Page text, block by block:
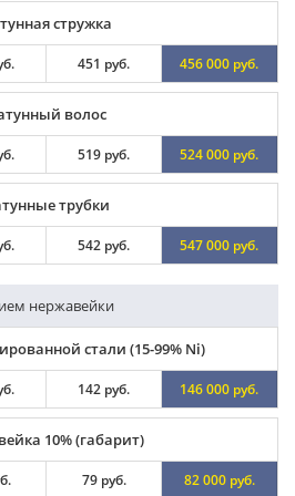
стружка
451 руб. 456 000 руб.
волос
519 руб. 524 000 руб.
трубки
542 руб. 547 000 руб.
нержавейки
стали (15-99% Ni)
142 руб. 146 000 руб.
10% (габарит)
79 руб. 82 000 руб.